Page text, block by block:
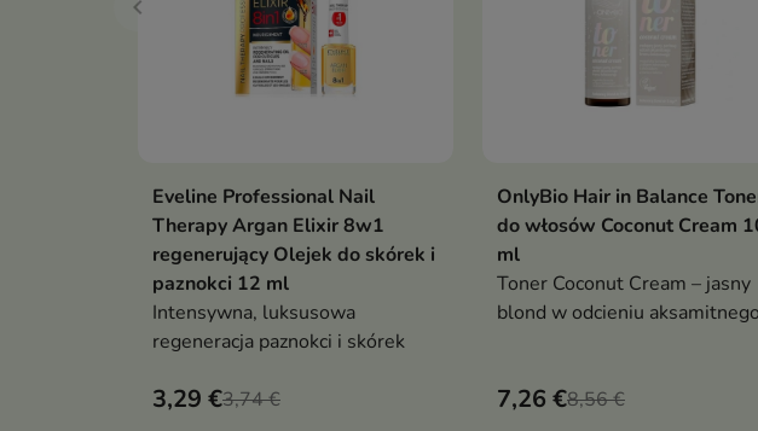
Dodaj do koszyka
Eveline Professional Nail
Therapy Argan Elixir 8w1
regenerujący Olejek do skórek i
paznokci 12 ml
Intensywna, luksusowa
regeneracja paznokci i skórek
3,29 €3,74 €
Dodaj do koszyka
OnlyBio Hair in Balance
do włosów Coconut Cream
ml
Toner Coconut Cream – jasny
blond w odcieniu aksamitnego
amoniaku i wody utlenionej,
7,26 €8,56 €